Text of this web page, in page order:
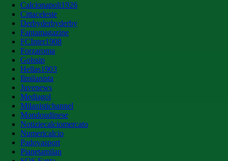
Calcionapoli1926
Cittaceleste
Derbyderbyderby
Fantamagazine
FCInter1908
Forzaroma
Golssip
Hellas1903
Ilmilanista
Juvenews
Mediagol
Milanistichannel
Mondoudinese
Notiziecalciomercato
Numericalcio
Padovasport
Pianetamilan